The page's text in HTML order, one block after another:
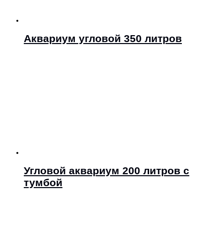
Аквариум угловой 350 литров
Угловой аквариум 200 литров с
тумбой